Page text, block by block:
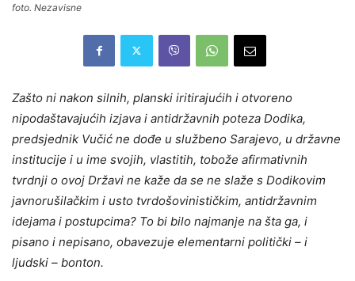
foto. Nezavisne
Zašto ni nakon silnih, planski iritirajućih i otvoreno
nipodaštavajućih izjava i antidržavnih poteza Dodika,
predsjednik Vučić ne dođe u službeno Sarajevo, u državne
institucije i u ime svojih, vlastitih, tobože afirmativnih
tvrdnji o ovoj Državi ne kaže da se ne slaže s Dodikovim
javnorušilačkim i usto tvrdošovinističkim, antidržavnim
idejama i postupcima? To bi bilo najmanje na šta ga, i
pisano i nepisano, obavezuje elementarni politički – i
ljudski – bonton.